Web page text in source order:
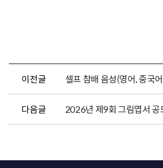
이전글
다음글 2026년 제9회 그림엽서 공